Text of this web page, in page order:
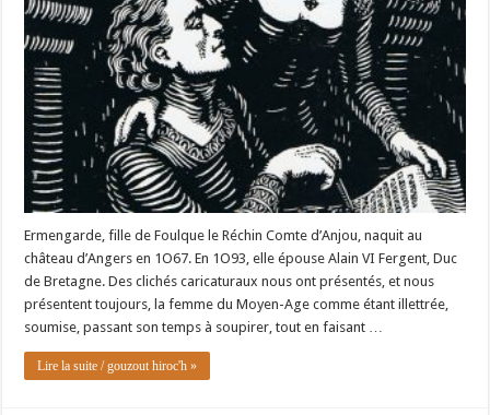
Ermengarde, fille de Foulque le Réchin Comte d’Anjou, naquit au
château d’Angers en 1O67. En 1O93, elle épouse Alain VI Fergent, Duc
de Bretagne. Des clichés caricaturaux nous ont présentés, et nous
présentent toujours, la femme du Moyen-Age comme étant illettrée,
soumise, passant son temps à soupirer, tout en faisant …
Lire la suite / gouzout hiroc'h »